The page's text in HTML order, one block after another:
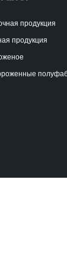
продукция
продукция